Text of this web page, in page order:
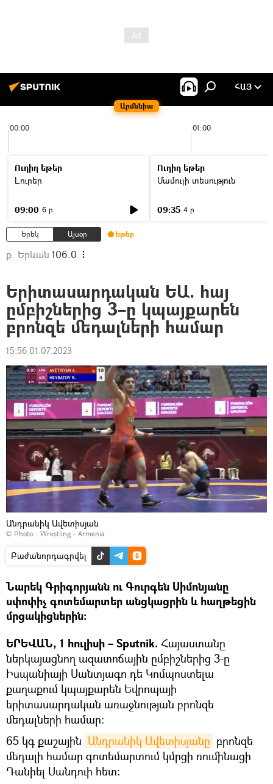
Արմենիա
ՀԱՅ
00:00 01:00
Ուղիղ եթեր
Լուրեր
09:00 6 ր
Ուղիղ եթեր
Մամուլի տեսություն
09:35 4 ր
Երեկ Այսօր Եթեր
ք. Երևան 106.0
Երիտասարդական ԵԱ. հայ
ըմբիշներից 3–ը կպայքարեն
բրոնզե մեդալների համար
15:56 01.07.2023
Անդրանիկ Ավետիսյան
© Photo : Wrestling - Armenia
Բաժանորդագրվել
Նարեկ Գրիգորյանն ու Գուրգեն Սիմոնյանը
սփոփիչ գոտեմարտեր անցկացրին և հաղթեցին
մրցակիցներին։
ԵՐԵՎԱՆ, 1 հուլիսի – Sputnik. Հայաստանը
ներկայացնող ազատոճային ըմբիշներից 3-ը
Իսպանիայի Սանտյագո դե Կոմպոստելա
քաղաքում կպայքարեն Եվրոպայի
երիտասարդական առաջնության բրոնզե
մեդալների համար:
65 կգ քաշային Անդրանիկ Ավետիսյանը բրոնզե
մեդալի համար գոտեմարտում կմրցի ռումինացի
Դանիել Սանդուի հետ: